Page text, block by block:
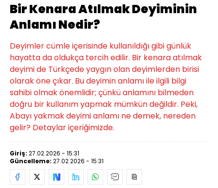
Bir Kenara Atılmak Deyiminin
Anlamı Nedir?
Deyimler cümle içerisinde kullanıldığı gibi günlük
hayatta da oldukça tercih edilir. Bir kenara atılmak
deyimi de Türkçede yaygın olan deyimlerden birisi
olarak öne çıkar. Bu deyimin anlamı ile ilgili bilgi
sahibi olmak önemlidir; çünkü anlamını bilmeden
doğru bir kullanım yapmak mümkün değildir. Peki,
Abayı yakmak deyimi anlamı ne demek, nereden
gelir? Detaylar içeriğimizde.
Giriş: 27.02.2026 - 15:31
Güncelleme: 27.02.2026 - 15:31